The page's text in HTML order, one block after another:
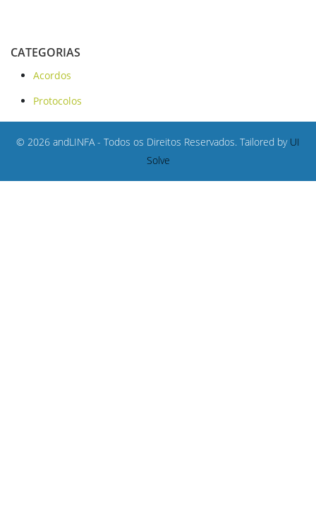
CATEGORIAS
Acordos
Protocolos
© 2026 andLINFA - Todos os Direitos Reservados. Tailored by UI
Solve